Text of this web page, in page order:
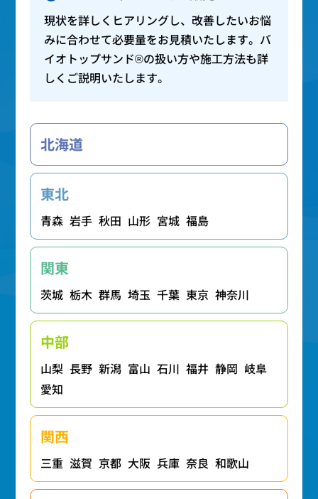
現状を詳しくヒアリングし、改善したいお悩
みに合わせて必要量をお見積いたします。バ
イオトップサンド®の扱い方や施工方法も詳
しくご説明いたします。
北海道
東北
青森 岩手 秋田 山形 宮城 福島
関東
茨城 栃木 群馬 埼玉 千葉 東京 神奈川
中部
山梨 長野 新潟 富山 石川 福井 静岡 岐阜
愛知
関西
三重 滋賀 京都 大阪 兵庫 奈良 和歌山